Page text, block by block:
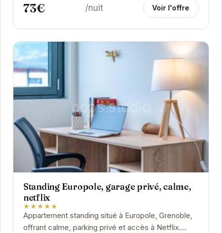
73€ /nuit Voir l'offre
Standing Europole, garage privé, calme,
netflix
★★★★★
Appartement standing situé à Europole, Grenoble,
offrant calme, parking privé et accès à Netflix.